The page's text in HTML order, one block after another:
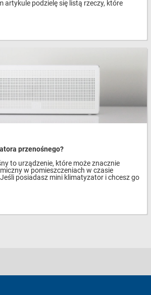
artykule podzielę się listą rzeczy, które
przenośnego?
to urządzenie, które może znacznie
w pomieszczeniach w czasie
posiadasz mini klimatyzator i chcesz go